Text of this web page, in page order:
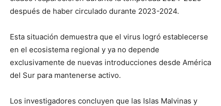
después de haber circulado durante 2023-2024.
Esta situación demuestra que el virus logró establecerse
en el ecosistema regional y ya no depende
exclusivamente de nuevas introducciones desde América
del Sur para mantenerse activo.
Los investigadores concluyen que las Islas Malvinas y